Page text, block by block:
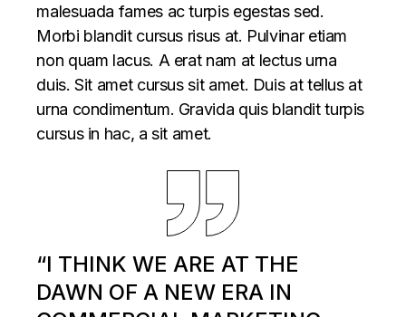
malesuada fames ac turpis egestas sed.
Morbi blandit cursus risus at. Pulvinar etiam
non quam lacus. A erat nam at lectus urna
duis. Sit amet cursus sit amet. Duis at tellus at
urna condimentum. Gravida quis blandit turpis
cursus in hac, a sit amet.
“I THINK WE ARE AT THE
DAWN OF A NEW ERA IN